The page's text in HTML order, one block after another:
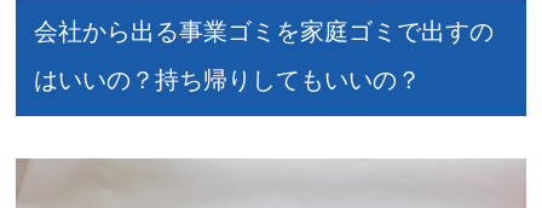
会社から出る事業ゴミを家庭ゴミで出すの
はいいの？持ち帰りしてもいいの？